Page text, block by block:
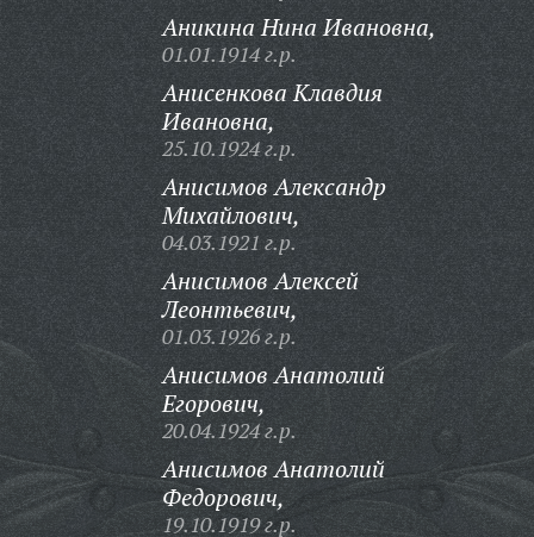
Аникина Нина Ивановна,
01.01.1914 г.р.
Анисенкова Клавдия
Ивановна,
25.10.1924 г.р.
Анисимов Александр
Михайлович,
04.03.1921 г.р.
Анисимов Алексей
Леонтьевич,
01.03.1926 г.р.
Анисимов Анатолий
Егорович,
20.04.1924 г.р.
Анисимов Анатолий
Федорович,
19.10.1919 г.р.